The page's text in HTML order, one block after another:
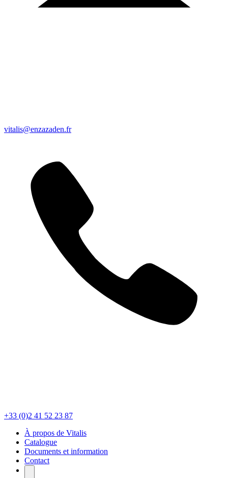
vitalis@enzazaden.fr
+33 (0)2 41 52 23 87
À propos de Vitalis
Catalogue
Documents et information
Contact